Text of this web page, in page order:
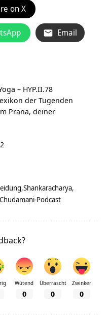
on X
Email
– HYP.II.78
der Tugenden
Prana, deiner
Shankaracharya
Podcast
Wütend
0
Überrascht
0
Zwinker
0